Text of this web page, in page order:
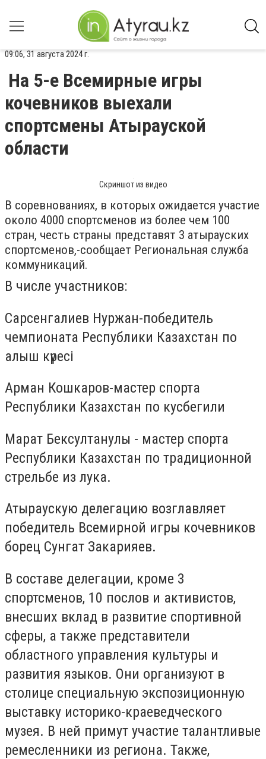
09:06, 31 августа 2024 г.
На 5-е Всемирные игры
кочевников выехали
спортсмены Атырауской
области
Скриншот из видео
В соревнованиях, в которых ожидается участие
около 4000 спортсменов из более чем 100
стран, честь страны представят 3 атырауских
спортсменов,-сообщает Региональная служба
коммуникаций.
В числе участников:
Сарсенгалиев Нуржан-победитель
чемпионата Республики Казахстан по
алыш күресі
Арман Кошкаров-мастер спорта
Республики Казахстан по кусбегили
Марат Бексултанулы - мастер спорта
Республики Казахстан по традиционной
стрельбе из лука.
Атыраускую делегацию возглавляет
победитель Всемирной игры кочевников
борец Сунгат Закарияев.
В составе делегации, кроме 3
спортсменов, 10 послов и активистов,
внесших вклад в развитие спортивной
сферы, а также представители
областного управления культуры и
развития языков. Они организуют в
столице специальную экспозиционную
выставку историко-краеведческого
музея. В ней примут участие талантливые
ремесленники из региона. Также,